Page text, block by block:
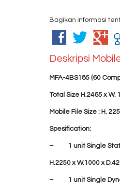
Bagikan informasi
Deskripsi
MFA-4BS185 (60
Total Size H.2465 x W.
Mobile File Size : H.
Spesification:
– 1 unit Single
H.2250 x W.1000 x
– 1 unit Single